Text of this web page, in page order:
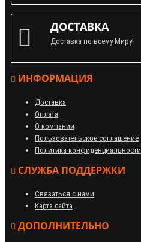
ДОСТАВКА
Доставка по всему Миру!
ИНФОРМАЦИЯ
Доставка
Оплата
О компании
Пользовательское соглашение
Политика конфиденциальности
СЛУЖБА ПОДДЕРЖКИ
Связаться с нами
Карта сайта
ДОПОЛНИТЕЛЬНО